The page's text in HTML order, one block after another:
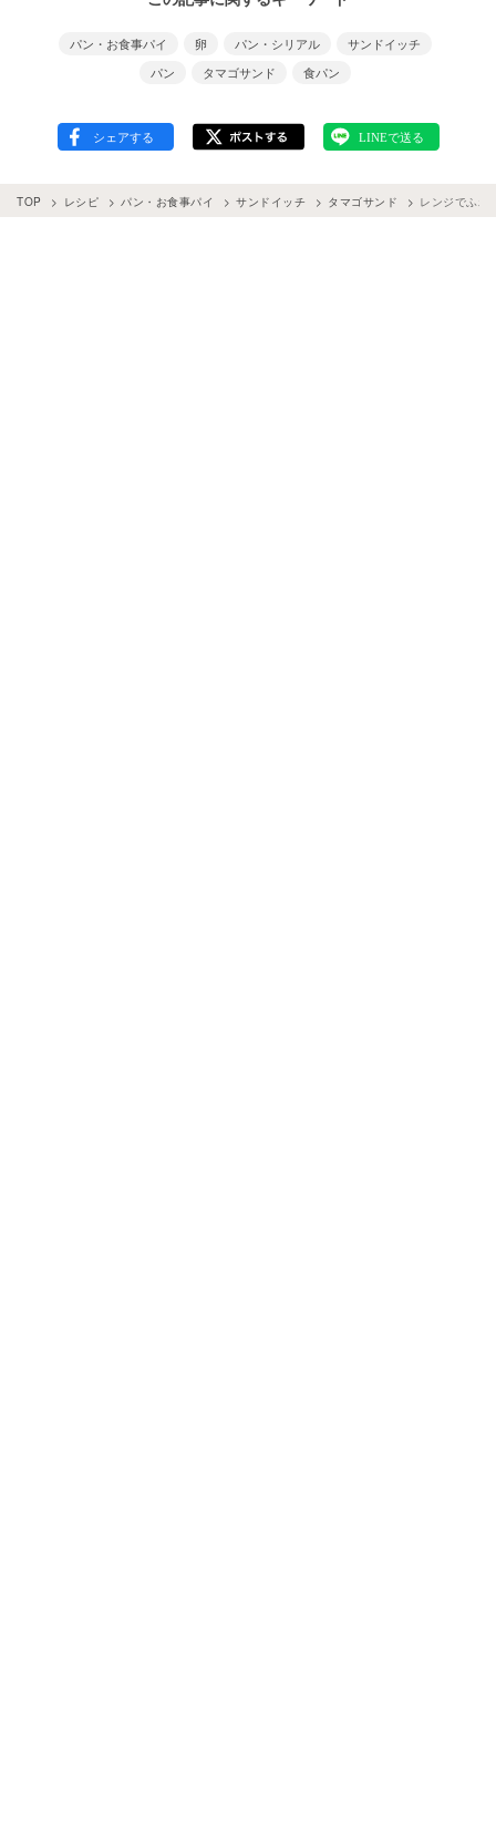
パン・お食事パイ 卵 パン・シリアル
サンドイッチ
パン
タマゴサンド 食パン
TOP レシピ パン・お食事パイ サンドイッチ タマゴサンド レンジでふわ